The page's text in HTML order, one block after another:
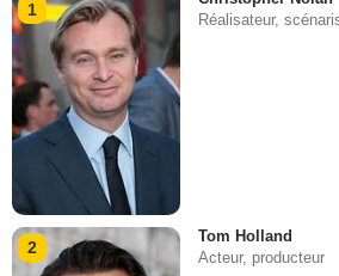
1
Réalisateur,
2
Tom Holland
Acteur, producteur